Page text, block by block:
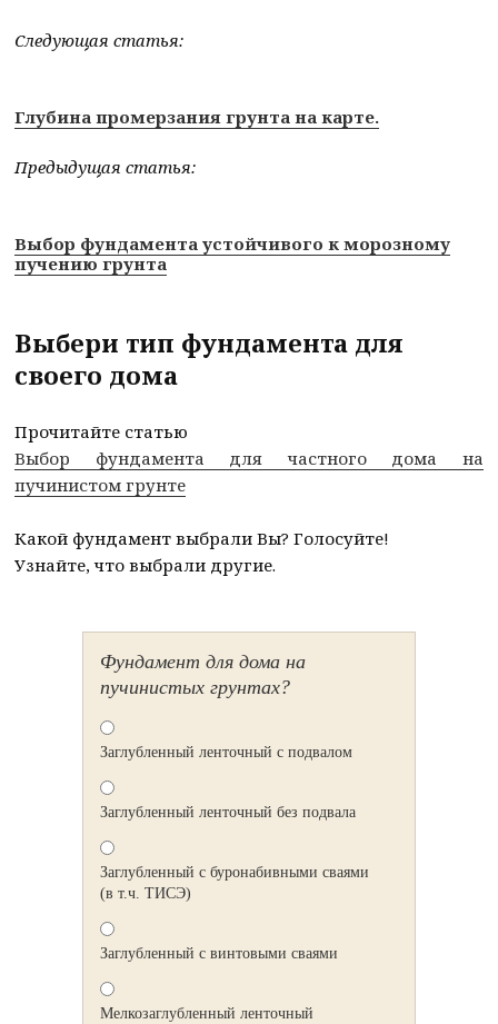
Следующая статья:
Глубина промерзания грунта на карте.
Предыдущая статья:
Выбор фундамента устойчивого к морозному
пучению грунта
Выбери тип фундамента для
своего дома
Прочитайте статью
Выбор фундамента для частного дома на
пучинистом грунте
Какой фундамент выбрали Вы? Голосуйте!
Узнайте, что выбрали другие.
Фундамент для дома на
пучинистых грунтах?
Заглубленный ленточный с подвалом
Заглубленный ленточный без подвала
Заглубленный с буронабивными сваями
(в т.ч. ТИСЭ)
Заглубленный с винтовыми сваями
Мелкозаглубленный ленточный